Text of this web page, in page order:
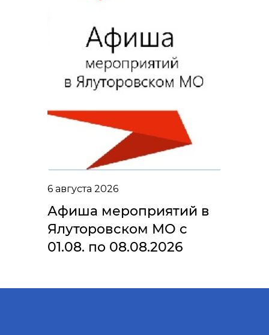
6 августа 2026
Афиша мероприятий в
Ялуторовском МО с
01.08. по 08.08.2026